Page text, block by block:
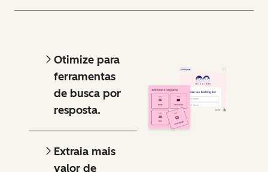
Otimize para
ferramentas
de busca por
resposta.
Extraia mais
valor de